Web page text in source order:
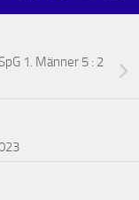
1. Männer 5 : 2